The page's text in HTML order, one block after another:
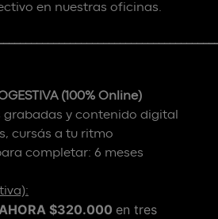
en nuestras oficinas.
(100% Online)
grabadas y contenido digital
cursás a tu ritmo
completar: 6 meses
$320.000 en tres